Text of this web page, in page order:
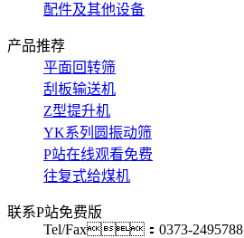
配件及其他设备
产品推荐
平面回转筛
刮板输送机
Z型提升机
YK系列圆振动筛
P站在线观看免费
往复式给煤机
联系P站免费版
Tel/Fax：0373-2495788